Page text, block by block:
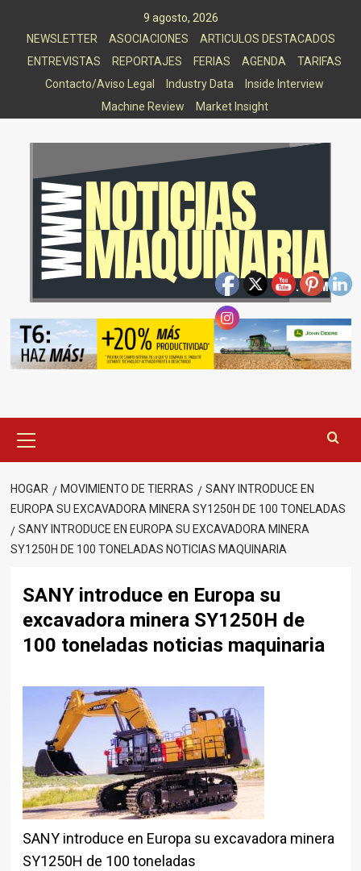
9 agosto, 2026
NEWSLETTER
ASOCIACIONES
ARTICULOS DESTACADOS
ENTREVISTAS
REPORTAJES FERIAS AGENDA
TARIFAS
Contacto/Aviso Legal
Industry Data
Inside Interview
Machine Review
Market Insight
principal
HOGAR MOVIMIENTO DE TIERRAS
SANY INTRODUCE EN
EUROPA SU EXCAVADORA MINERA SY1250H DE 100 TONELADAS
SANY INTRODUCE EN EUROPA SU EXCAVADORA MINERA
SY1250H DE 100 TONELADAS NOTICIAS MAQUINARIA
SANY introduce en Europa su
excavadora minera SY1250H de
100 toneladas noticias maquinaria
SANY introduce en Europa su excavadora minera
SY1250H de 100 toneladas